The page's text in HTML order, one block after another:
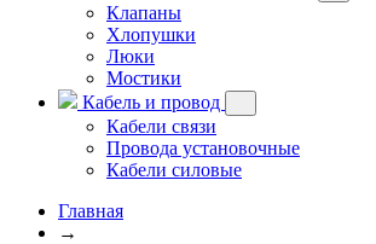
Клапаны
Хлопушки
Люки
Мостики
Кабель и провод
Кабели связи
Провода установочные
Кабели силовые
Главная
→